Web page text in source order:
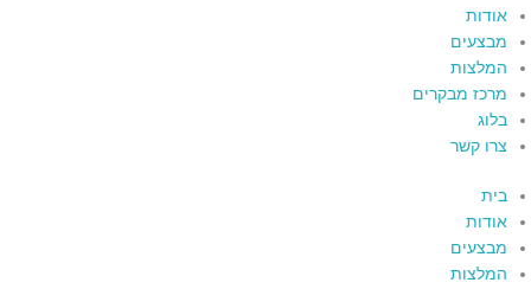
אודות
מבצעים
המלצות
מרכז מבקרים
בלוג
צרו קשר
בית
אודות
מבצעים
המלצות